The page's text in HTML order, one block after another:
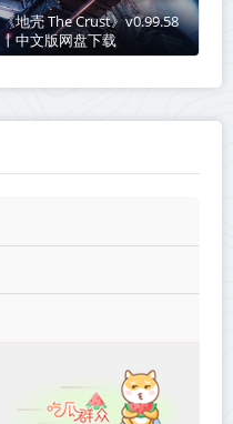
《地壳 The Crust》v0.99.58
丨中文版网盘下载